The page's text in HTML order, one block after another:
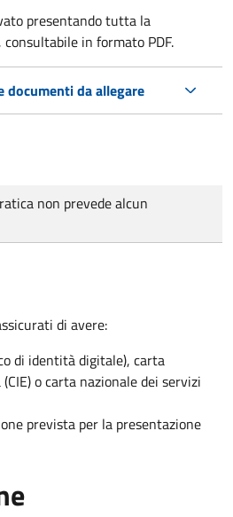
presentando tutta la
in formato PDF.
documenti da allegare
non prevede alcun
di avere:
di identità digitale), carta
o carta nazionale dei servizi
prevista per la presentazione